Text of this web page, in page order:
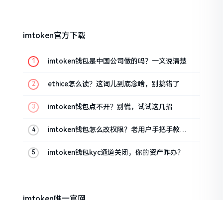
imtoken官方下载
imtoken钱包是中国公司做的吗？一文说清楚
ethice怎么读？这词儿到底念啥，别搞错了
imtoken钱包点不开？别慌，试试这几招
imtoken钱包怎么改权限？老用户手把手教你
imtoken钱包kyc通道关闭，你的资产咋办？